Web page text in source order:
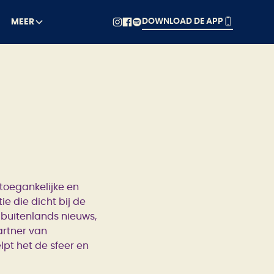
MEER DOWNLOAD DE APP
en
die dicht bij de
nieuws,
van
het de sfeer en